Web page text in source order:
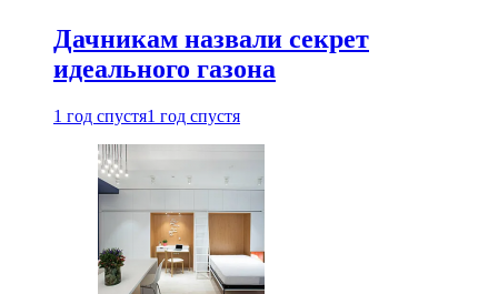
Дачникам назвали секрет
идеального газона
1 год спустя1 год спустя